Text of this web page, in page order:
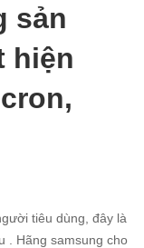
sản
hiện
tiêu dùng, đây là
. Hãng samsung cho